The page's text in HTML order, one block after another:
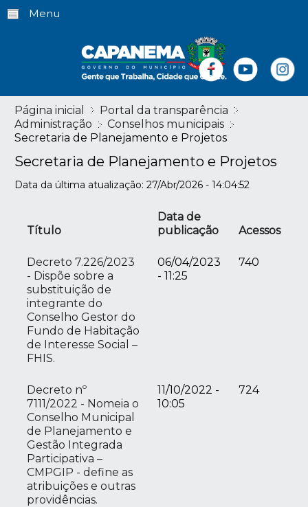
Menu
Página inicial
Portal da transparência
Administração
Conselhos municipais
Secretaria de Planejamento e Projetos
Secretaria de Planejamento e Projetos
Data da última atualização: 27/Abr/2026 - 14:04:52
Título
Data de
publicação
Acessos
Decreto 7.226/2023
- Dispõe sobre a
substituição de
integrante do
Conselho Gestor do
Fundo de Habitação
de Interesse Social –
FHIS.
06/04/2023
- 11:25
740
Decreto nº
7111/2022 - Nomeia o
Conselho Municipal
de Planejamento e
Gestão Integrada
Participativa –
CMPGIP - define as
atribuições e outras
providências.
11/10/2022 -
10:05
724